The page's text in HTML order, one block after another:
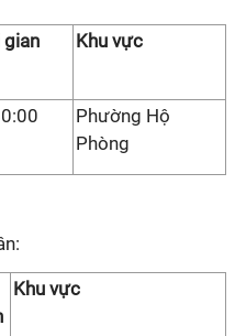
gian
Khu vực
Phường Hộ
Phòng
Khu vực